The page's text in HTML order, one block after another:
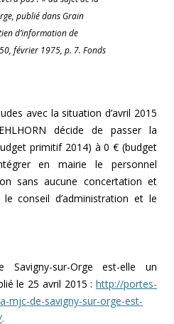
publié dans Grain
d’information de
février 1975, p. 7. Fonds
avec la situation d’avril 2015
décide de passer la
primitif 2014) à 0 € (budget
en mairie le personnel
sans aucune concertation et
conseil d’administration et le
sur-Orge est-elle un
le 25 avril 2015 : http://portes-
mjc-de-savigny-sur-orge-est-
.